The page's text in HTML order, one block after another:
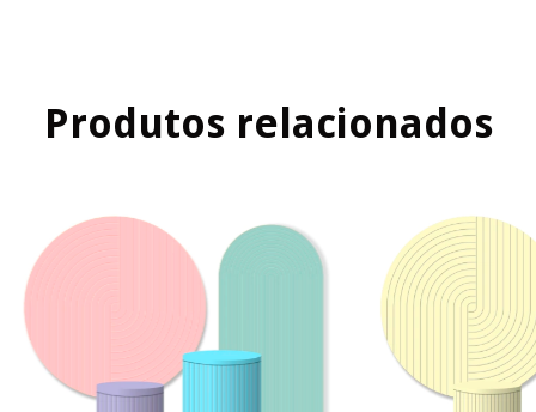
Produtos relacionados